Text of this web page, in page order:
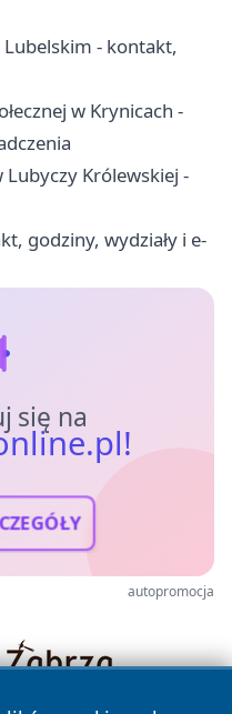
Lubelskim - kontakt,
w Krynicach -
Lubyczy Królewskiej -
godziny, wydziały i e-
się na
autopromocja